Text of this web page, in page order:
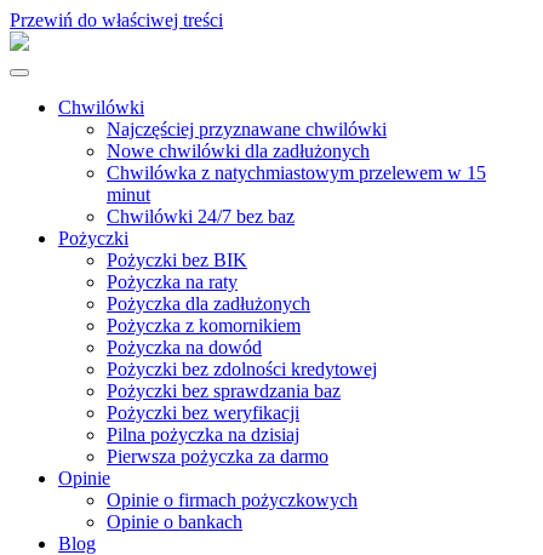
Przewiń do właściwej treści
Chwilówki
Najczęściej przyznawane chwilówki
Nowe chwilówki dla zadłużonych
Chwilówka z natychmiastowym przelewem w 15
minut
Chwilówki 24/7 bez baz
Pożyczki
Pożyczki bez BIK
Pożyczka na raty
Pożyczka dla zadłużonych
Pożyczka z komornikiem
Pożyczka na dowód
Pożyczki bez zdolności kredytowej
Pożyczki bez sprawdzania baz
Pożyczki bez weryfikacji
Pilna pożyczka na dzisiaj
Pierwsza pożyczka za darmo
Opinie
Opinie o firmach pożyczkowych
Opinie o bankach
Blog